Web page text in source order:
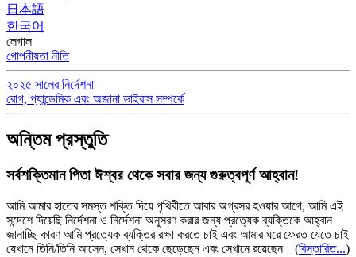
日本語
한국어
লেগাল
গোপনীয়তা নীতি
২০২৫ সালের নির্দেশনা
রোগ, প্যান্ডেমিক এবং অজানা ভাইরাস সম্পর্কে
অন্তিম প্রস্তুতি
সর্বশক্তিমান পিতা ঈশ্বর থেকে সবার জন্য গুরুত্বপূর্ণ আহ্বান!
আমি আমার হাতের সমস্ত শক্তি দিয়ে পৃথিবীতে আবার অগ্রসর হওয়ার আগে, আমি এই
সন্দেশে দিয়েছি নির্দেশনা ও নির্দেশনা অনুসরণ করার জন্য প্রত্যেক ব্যক্তিকে আহ্বান
জানাচ্ছি কারণ আমি প্রত্যেক ব্যক্তির রক্ষা করতে চাই এবং আমার ঘরে ফেরত যেতে চাই
যেখানে তিনি/তিনি আসেন, সেখান থেকে ছেড়েছেন এবং সেখানে রয়েছেন। (বিস্তারিত...)